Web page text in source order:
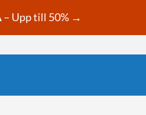
– Upp till 50% →